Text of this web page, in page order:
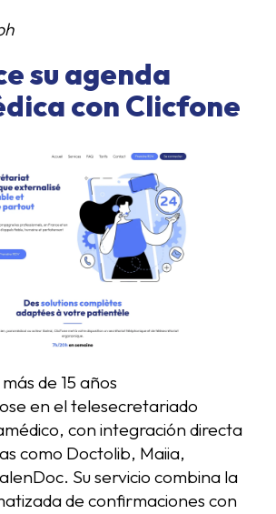
su agenda
con Clicfone
de 15 años
en el telesecretariado
con integración directa
como Doctolib, Maiia,
Su servicio combina la
de confirmaciones con